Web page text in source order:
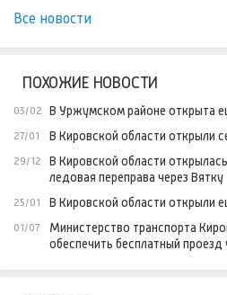
Все новости
ПОХОЖИЕ НОВОСТИ
03/02 В Уржумском районе открыта
27/01 В Кировской области открыли
29/12
В Кировской области
ледовая переправа через Вятку
25/01 В Кировской области открыли
01/07
Министерство транспорта
обеспечить бесплатный проезд